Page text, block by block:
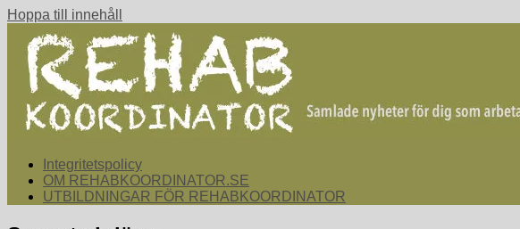
Hoppa till innehåll
rehabkoordinator.se
Samlade nyheter för dig som arbetar med att koordinera och samordna
Integritetspolicy
OM REHABKOORDINATOR.SE
UTBILDNINGAR FÖR REHABKOORDINATOR